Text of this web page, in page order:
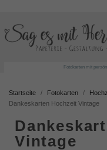
Fotokarten mit
Startseite Fotokarten
Dankeskarten Hochzeit Vintage
Vintage